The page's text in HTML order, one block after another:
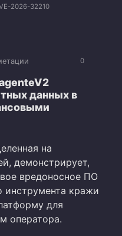
2026-32210
0
данных в
на
демонстрирует,
вредоносное ПО
инструмента кражи
для
оператора.